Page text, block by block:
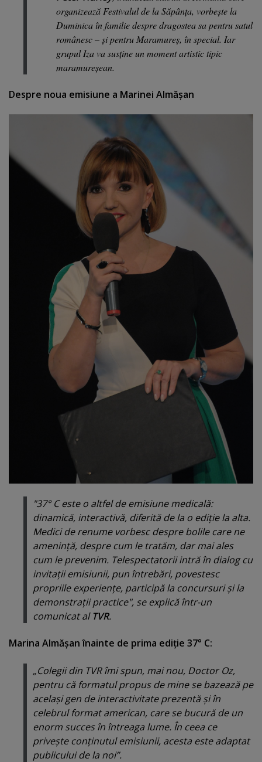
organizează Festivalul de la Săpânţa, vorbeşte la
Duminica în familie despre dragostea sa pentru satul
românesc – şi pentru Maramureş, în special. Iar
grupul Iza va susţine un moment artistic tipic
maramureşean.
Despre noua emisiune a Marinei Almăşan
"37° C este o altfel de emisiune medicală:
dinamică, interactivă, diferită de la o ediţie la alta.
Medici de renume vorbesc despre bolile care ne
ameninţă, despre cum le tratăm, dar mai ales
cum le prevenim. Telespectatorii intră în dialog cu
invitaţii emisiunii, pun întrebări, povestesc
propriile experienţe, participă la concursuri şi la
demonstraţii practice", se explică într-un
comunicat al TVR.
Marina Almăşan înainte de prima ediţie 37° C:
„Colegii din TVR îmi spun, mai nou, Doctor Oz,
pentru că formatul propus de mine se bazează pe
acelaşi gen de interactivitate prezentă şi în
celebrul format american, care se bucură de un
enorm succes în întreaga lume. În ceea ce
priveşte conţinutul emisiunii, acesta este adaptat
publicului de la noi”.